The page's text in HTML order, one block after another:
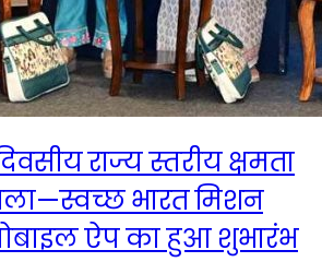
राज्य स्तरीय क्षमता
भारत मिशन
ऐप का हुआ शुभारंभ